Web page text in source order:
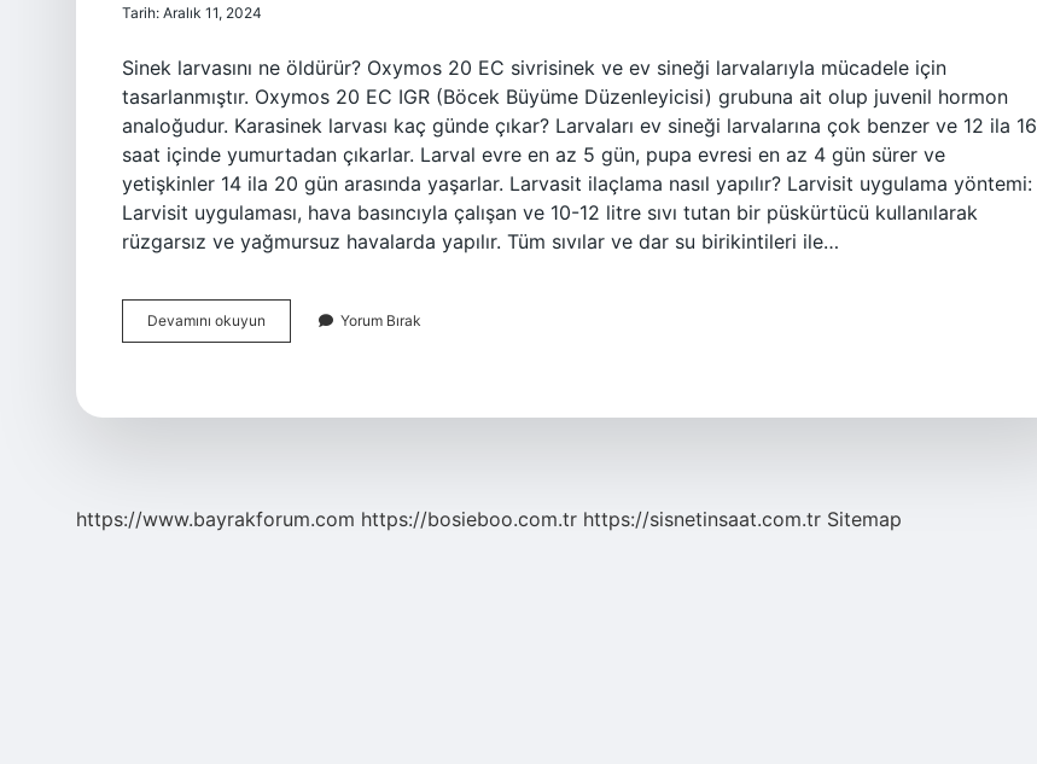
Tarih: Aralık 11, 2024
Sinek larvasını ne öldürür? Oxymos 20 EC sivrisinek ve ev sineği larvalarıyla mücadele için
tasarlanmıştır. Oxymos 20 EC IGR (Böcek Büyüme Düzenleyicisi) grubuna ait olup juvenil hormon
analoğudur. Karasinek larvası kaç günde çıkar? Larvaları ev sineği larvalarına çok benzer ve 12 ila 16
saat içinde yumurtadan çıkarlar. Larval evre en az 5 gün, pupa evresi en az 4 gün sürer ve
yetişkinler 14 ila 20 gün arasında yaşarlar. Larvasit ilaçlama nasıl yapılır? Larvisit uygulama yöntemi:
Larvisit uygulaması, hava basıncıyla çalışan ve 10-12 litre sıvı tutan bir püskürtücü kullanılarak
rüzgarsız ve yağmursuz havalarda yapılır. Tüm sıvılar ve dar su birikintileri ile…
Devamını okuyun Karasinek
Larvası
Yorum Bırak
https://www.bayrakforum.com https://bosieboo.com.tr https://sisnetinsaat.com.tr Sitemap